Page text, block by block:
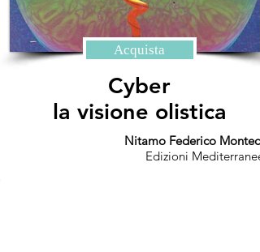
Acquista
Cyber
la visione olistica
Nitamo Federico
Edizioni Mediterranee